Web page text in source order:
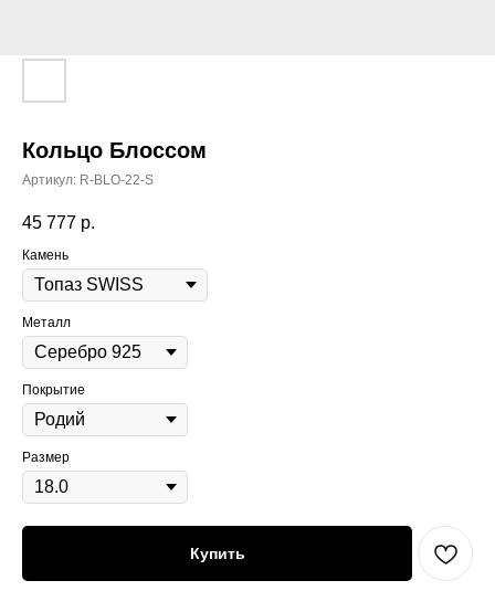
Кольцо Блоссом
Артикул: R-BLO-22-S
45 777 р.
Камень
Металл
Покрытие
Размер
Купить